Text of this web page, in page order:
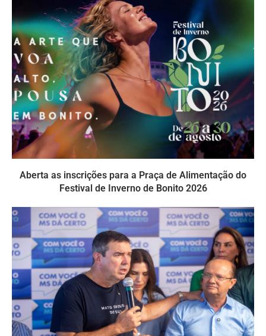
Aberta as inscrições para a Praça de Alimentação do
Festival de Inverno de Bonito 2026